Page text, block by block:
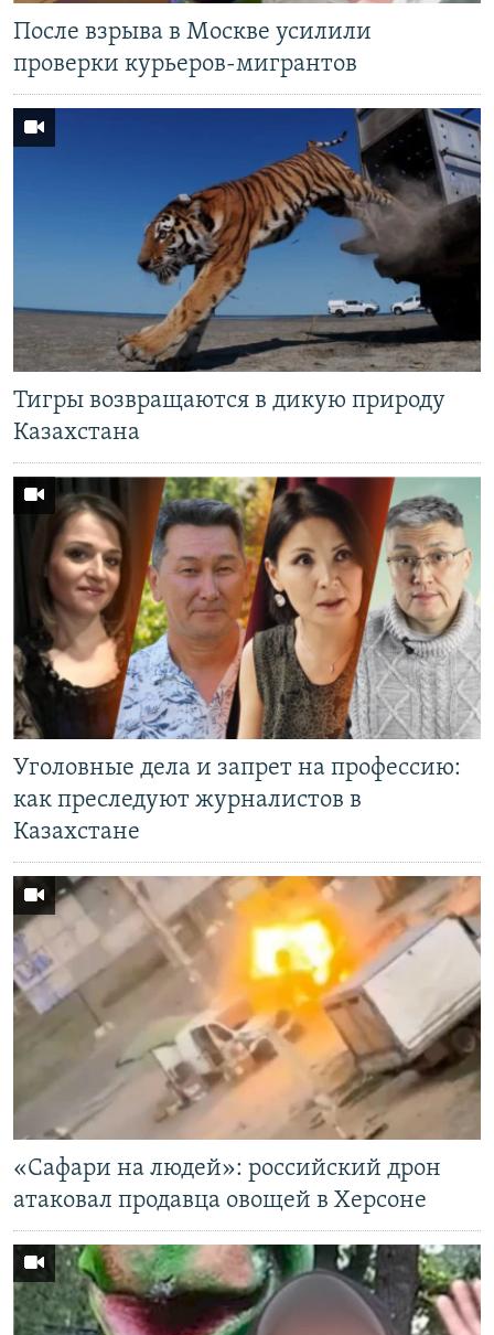
После взрыва в Москве усилили
проверки курьеров-мигрантов
Тигры возвращаются в дикую природу
Казахстана
Уголовные дела и запрет на профессию:
как преследуют журналистов в
Казахстане
«Cафари на людей»: российский дрон
атаковал продавца овощей в Херсоне